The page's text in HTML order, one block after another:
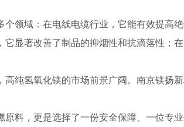
领域：在电线电缆行业，它能有效提高
显著改善了制品的抑烟性和抗滴落性；
纯氢氧化镁的市场前景广阔。南京镁
料，更是选择了一份安全保障、一位专